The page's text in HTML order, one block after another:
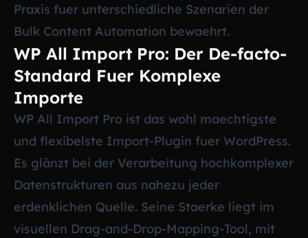
Praxis fuer unterschiedliche Szenarien der
Bulk Content Automation bewaehrt.
WP All Import Pro: Der De-facto-
Standard Fuer Komplexe
Importe
WP All Import Pro ist das wohl maechtigste
und flexibelste Import-Plugin fuer WordPress.
Es glänzt bei der Verarbeitung hochkomplexer
Datenstrukturen aus nahezu jeder
erdenklichen Quelle. Seine Staerke liegt im
visuellen Drag-and-Drop-Mapping-Tool, mit